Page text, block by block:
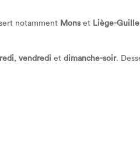
notamment Monset Liège-
, vendredi et dimanche-soir.